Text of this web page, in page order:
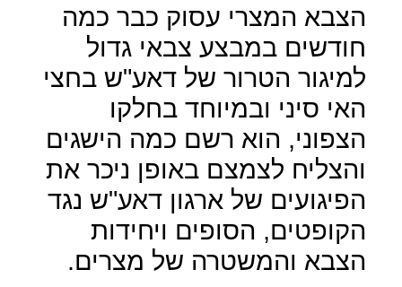
הצבא המצרי עסוק כבר כמה
חודשים במבצע צבאי גדול
למיגור הטרור של דאע"ש בחצי
האי סיני ובמיוחד בחלקו
הצפוני, הוא רשם כמה הישגים
והצליח לצמצם באופן ניכר את
הפיגועים של ארגון דאע"ש נגד
הקופטים, הסופים ויחידות
הצבא והמשטרה של מצרים.